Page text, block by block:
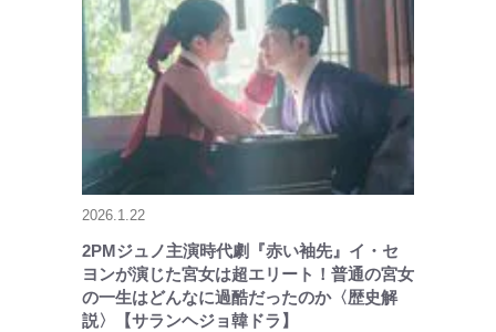
2026.1.22
2PMジュノ主演時代劇『赤い袖先』イ・セ
ヨンが演じた宮女は超エリート！普通の宮女
の一生はどんなに過酷だったのか〈歴史解
説〉【サランヘジョ韓ドラ】